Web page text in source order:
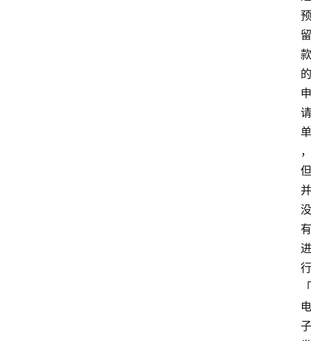
预
留
款
的
申
请
单
，
但
并
没
有
进
行
「
电
子